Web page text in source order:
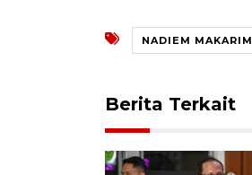
NADIEM MAKARIM
Berita Terkait